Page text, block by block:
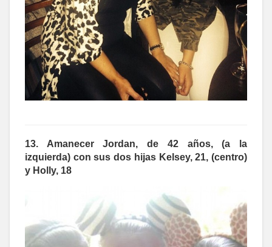
13. Amanecer Jordan, de 42 años, (a la
izquierda) con sus dos hijas Kelsey, 21, (centro)
y Holly, 18